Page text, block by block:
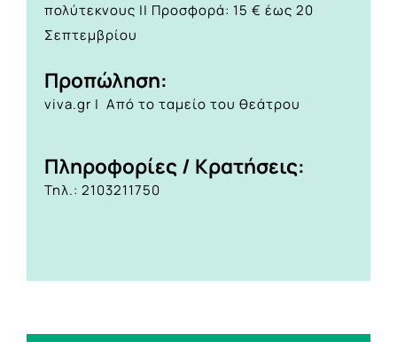
πολύτεκνους || Προσφορά: 15 € έως 20
Σεπτεμβρίου
Προπώληση:
viva.gr | Από το ταμείο του θεάτρου
Πληροφορίες / Κρατήσεις:
Τηλ.: 2103211750